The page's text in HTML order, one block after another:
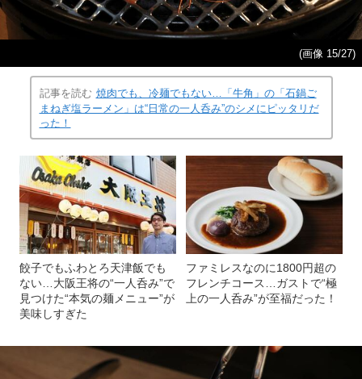
(画像 15/27)
記事を読む 焼肉でも、冷麺でもない…「牛角」の「石鍋ご
まねぎ塩ラーメン」は“日常の一人呑み”のシメにピッタリだ
った！
餃子でもふわとろ天津飯でも
ない…大阪王将の“一人呑み”で
見つけた“本気の麺メニュー”が
美味しすぎた
ファミレスなのに1800円超の
フレンチコース…ガストで“極
上の一人呑み”が至福だった！